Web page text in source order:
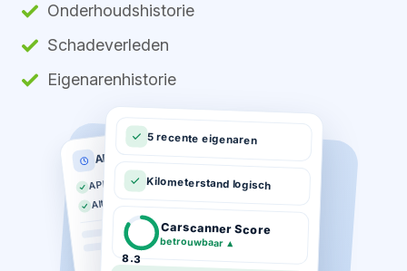
Onderhoudshistorie
Schadeverleden
Eigenarenhistorie
APK historie
APK geldig tot 03-2026
Altijd op tijd gekeurd
5 recente eigenaren
Kilometerstand logisch
8.3
Carscanner Score
betrouwbaar ▲